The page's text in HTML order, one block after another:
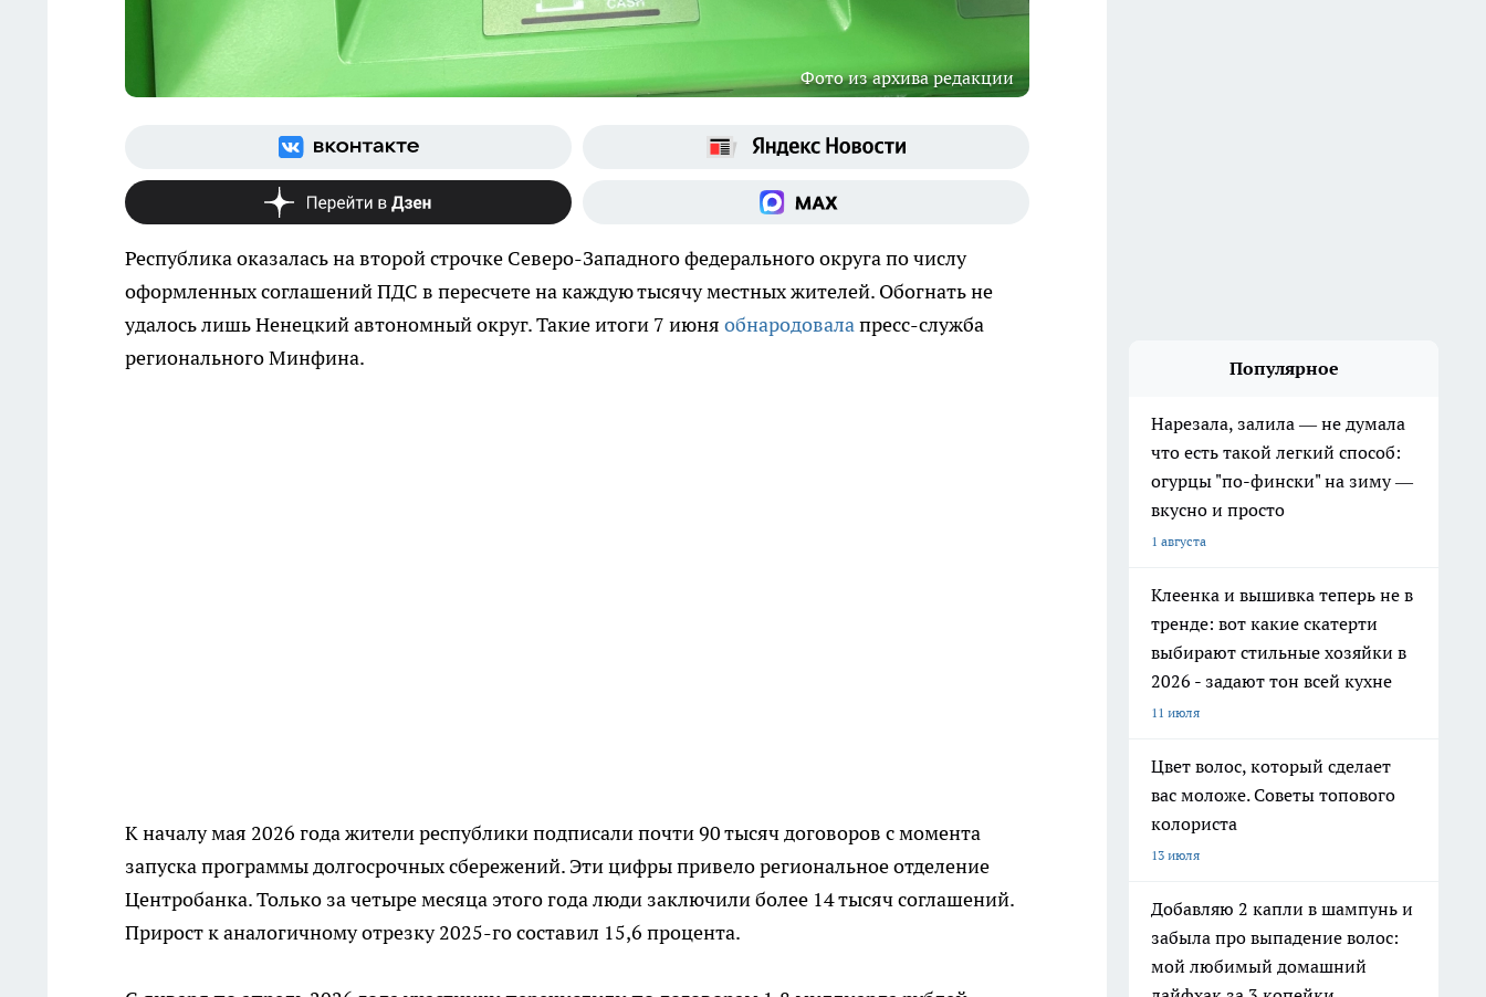
Фото из архива редакции
Республика оказалась на второй строчке Северо-Западного федерального округа по числу
оформленных соглашений ПДС в пересчете на каждую тысячу местных жителей. Обогнать не
удалось лишь Ненецкий автономный округ. Такие итоги 7 июня обнародовалапресс-служба
регионального Минфина.
К началу мая 2026 года жители республики подписали почти 90 тысяч договоров с момента
запуска программы долгосрочных сбережений. Эти цифры привело региональное отделение
Центробанка. Только за четыре месяца этого года люди заключили более 14 тысяч соглашений.
Прирост к аналогичному отрезку 2025-го составил 15,6 процента.
Популярное
Нарезала, залила — не думала
что есть такой легкий способ:
огурцы "по-фински" на зиму —
вкусно и просто
1 августа
Клеенка и вышивка теперь не в
тренде: вот какие скатерти
выбирают стильные хозяйки в
2026 - задают тон всей кухне
11 июля
Цвет волос, который сделает
вас моложе. Советы топового
колориста
13 июля
Добавляю 2 капли в шампунь и
забыла про выпадение волос:
мой любимый домашний